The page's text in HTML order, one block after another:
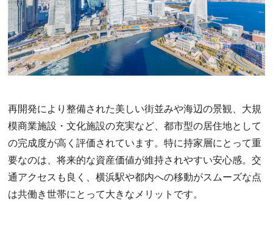
再開発により整備された美しい街並みや海辺の景観、大規
模商業施設・文化施設の充実など、都市型の居住地として
の完成度が高く評価されています。特に持家層にとって重
要なのは、将来的な資産価値が維持されやすい安心感。交
通アクセスも良く、横浜駅や都内への移動がスムーズな点
は共働き世帯にとって大きなメリットです。